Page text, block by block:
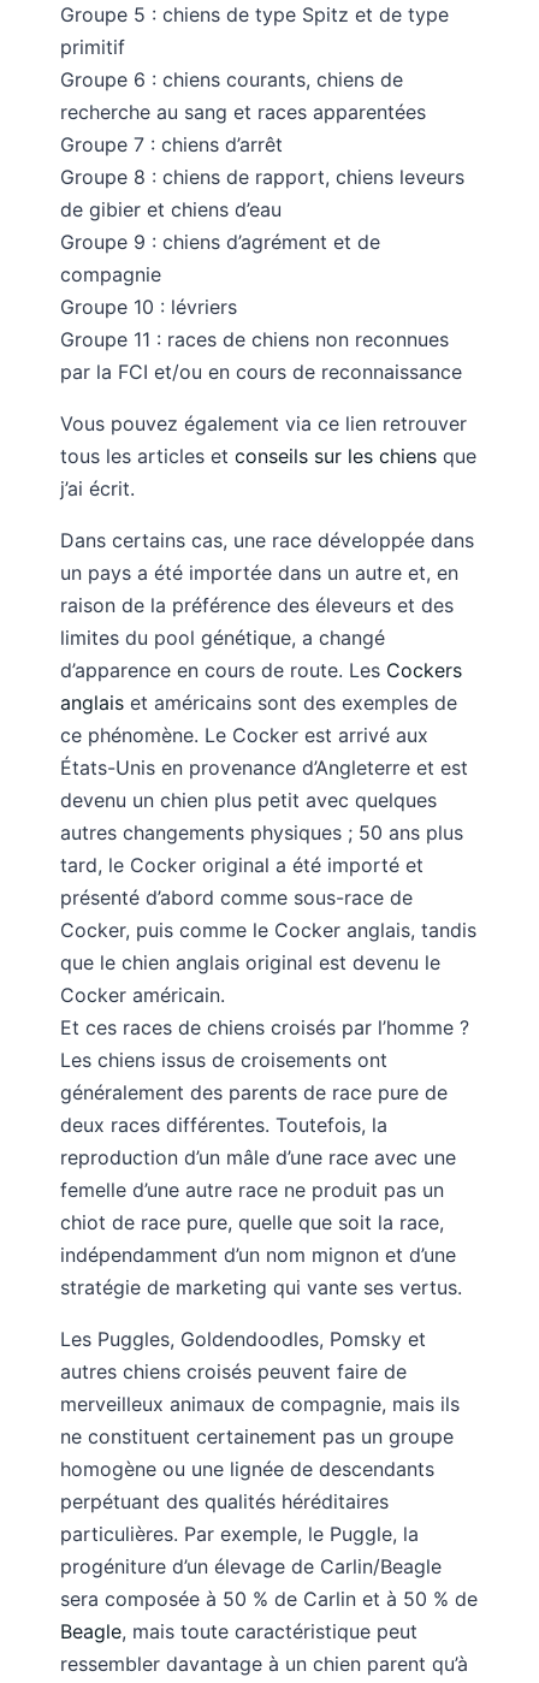
Groupe 5 : chiens de type Spitz et de type
primitif
Groupe 6 : chiens courants, chiens de
recherche au sang et races apparentées
Groupe 7 : chiens d’arrêt
Groupe 8 : chiens de rapport, chiens leveurs
de gibier et chiens d’eau
Groupe 9 : chiens d’agrément et de
compagnie
Groupe 10 : lévriers
Groupe 11 : races de chiens non reconnues
par la FCI et/ou en cours de reconnaissance
Vous pouvez également via ce lien retrouver
tous les articles et conseils sur les chiens que
j’ai écrit.
Dans certains cas, une race développée dans
un pays a été importée dans un autre et, en
raison de la préférence des éleveurs et des
limites du pool génétique, a changé
d’apparence en cours de route. Les Cockers
anglais et américains sont des exemples de
ce phénomène. Le Cocker est arrivé aux
États-Unis en provenance d’Angleterre et est
devenu un chien plus petit avec quelques
autres changements physiques ; 50 ans plus
tard, le Cocker original a été importé et
présenté d’abord comme sous-race de
Cocker, puis comme le Cocker anglais, tandis
que le chien anglais original est devenu le
Cocker américain.
Et ces races de chiens croisés par l’homme ?
Les chiens issus de croisements ont
généralement des parents de race pure de
deux races différentes. Toutefois, la
reproduction d’un mâle d’une race avec une
femelle d’une autre race ne produit pas un
chiot de race pure, quelle que soit la race,
indépendamment d’un nom mignon et d’une
stratégie de marketing qui vante ses vertus.
Les Puggles, Goldendoodles, Pomsky et
autres chiens croisés peuvent faire de
merveilleux animaux de compagnie, mais ils
ne constituent certainement pas un groupe
homogène ou une lignée de descendants
perpétuant des qualités héréditaires
particulières. Par exemple, le Puggle, la
progéniture d’un élevage de Carlin/Beagle
sera composée à 50 % de Carlin et à 50 % de
Beagle, mais toute caractéristique peut
ressembler davantage à un chien parent qu’à